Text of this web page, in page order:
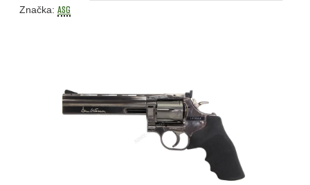
produktu
hvězdiček.
Značka:ASG